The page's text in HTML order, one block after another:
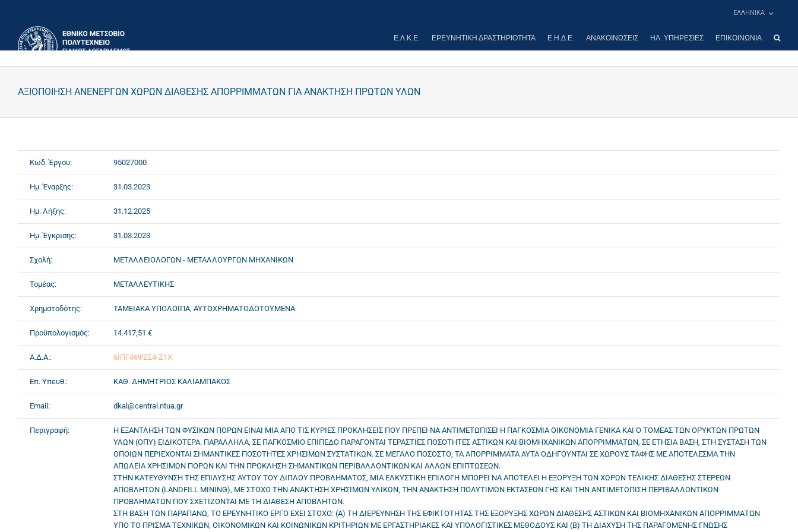
περιεχόμενο
ΕΛΛΗΝΙΚΑ
Ε.Λ.Κ.Ε. ΕΡΕΥΝΗΤΙΚΉ ΔΡΑΣΤΗΡΙΌΤΗΤΑ Ε.Η.Δ.Ε. ΑΝΑΚΟΙΝΏΣΕΙΣ ΗΛ. ΥΠΗΡΕΣΊΕΣ ΕΠΙΚΟΙΝΩΝΊΑ
ΑΞΙΟΠΟΙΗΣΗ ΑΝΕΝΕΡΓΩΝ ΧΩΡΩΝ ΔΙΑΘΕΣΗΣ ΑΠΟΡΡΙΜΜΑΤΩΝ ΓΙΑ ΑΝΑΚΤΗΣΗ ΠΡΩΤΩΝ ΥΛΩΝ
Κωδ. Έργου: 95027000
Ημ. Έναρξης: 31.03.2023
Ημ. Λήξης: 31.12.2025
Ημ. Έγκρισης: 31.03.2023
Σχολή: ΜΕΤΑΛΛΕΙΟΛΟΓΩΝ - ΜΕΤΑΛΛΟΥΡΓΩΝ ΜΗΧΑΝΙΚΩΝ
Τομέας: ΜΕΤΑΛΛΕΥΤΙΚΗΣ
Χρηματοδότης: ΤΑΜΕΙΑΚΑ ΥΠΟΛΟΙΠΑ, ΑΥΤΟΧΡΗΜΑΤΟΔΟΤΟΥΜΕΝΑ
Προϋπολογισμός: 14.417,51 €
Α.Δ.Α.: 6ΙΠΓ46ΨΖΣ4-Ζ1Χ
Επ. Υπευθ.: ΚΑΘ. ΔΗΜΗΤΡΙΟΣ ΚΑΛΙΑΜΠΑΚΟΣ
Email: dkal@central.ntua.gr
Περιγραφή:
Η ΕΞΑΝΤΛΗΣΗ ΤΩΝ ΦΥΣΙΚΩΝ ΠΟΡΩΝ ΕΙΝΑΙ ΜΙΑ ΑΠΟ ΤΙΣ ΚΥΡΙΕΣ ΠΡΟΚΛΗΣΕΙΣ ΠΟΥ ΠΡΕΠΕΙ ΝΑ ΑΝΤΙΜΕΤΩΠΙΣΕΙ Η ΠΑΓΚΟΣΜΙΑ ΟΙΚΟΝΟΜΙΑ ΓΕΝΙΚΑ ΚΑΙ Ο ΤΟΜΕΑΣ ΤΩΝ ΟΡΥΚΤΩΝ ΠΡΩΤΩΝ
ΥΛΩΝ (ΟΠΥ) ΕΙΔΙΚΟΤΕΡΑ. ΠΑΡΑΛΛΗΛΑ, ΣΕ ΠΑΓΚΟΣΜΙΟ ΕΠΙΠΕΔΟ ΠΑΡΑΓΟΝΤΑΙ ΤΕΡΑΣΤΙΕΣ ΠΟΣΟΤΗΤΕΣ ΑΣΤΙΚΩΝ ΚΑΙ ΒΙΟΜΗΧΑΝΙΚΩΝ ΑΠΟΡΡΙΜΜΑΤΩΝ, ΣΕ ΕΤΗΣΙΑ ΒΑΣΗ, ΣΤΗ ΣΥΣΤΑΣΗ ΤΩΝ
ΟΠΟΙΩΝ ΠΕΡΙΕΧΟΝΤΑΙ ΣΗΜΑΝΤΙΚΕΣ ΠΟΣΟΤΗΤΕΣ ΧΡΗΣΙΜΩΝ ΣΥΣΤΑΤΙΚΩΝ. ΣΕ ΜΕΓΑΛΟ ΠΟΣΟΣΤΟ, ΤΑ ΑΠΟΡΡΙΜΜΑΤΑ ΑΥΤΑ ΟΔΗΓΟΥΝΤΑΙ ΣΕ ΧΩΡΟΥΣ ΤΑΦΗΣ ΜΕ ΑΠΟΤΕΛΕΣΜΑ ΤΗΝ
ΑΠΩΛΕΙΑ ΧΡΗΣΙΜΩΝ ΠΟΡΩΝ ΚΑΙ ΤΗΝ ΠΡΟΚΛΗΣΗ ΣΗΜΑΝΤΙΚΩΝ ΠΕΡΙΒΑΛΛΟΝΤΙΚΩΝ ΚΑΙ ΑΛΛΩΝ ΕΠΙΠΤΩΣΕΩΝ.
ΣΤΗΝ ΚΑΤΕΥΘΥΝΣΗ ΤΗΣ ΕΠΙΛΥΣΗΣ ΑΥΤΟΥ ΤΟΥ ΔΙΠΛΟΥ ΠΡΟΒΛΗΜΑΤΟΣ, ΜΙΑ ΕΛΚΥΣΤΙΚΗ ΕΠΙΛΟΓΗ ΜΠΟΡΕΙ ΝΑ ΑΠΟΤΕΛΕΙ Η ΕΞΟΡΥΞΗ ΤΩΝ ΧΩΡΩΝ ΤΕΛΙΚΗΣ ΔΙΑΘΕΣΗΣ ΣΤΕΡΕΩΝ
ΑΠΟΒΛΗΤΩΝ (LANDFILL MINING), ΜΕ ΣΤΟΧΟ ΤΗΝ ΑΝΑΚΤΗΣΗ ΧΡΗΣΙΜΩΝ ΥΛΙΚΩΝ, ΤΗΝ ΑΝΑΚΤΗΣΗ ΠΟΛΥΤΙΜΩΝ ΕΚΤΑΣΕΩΝ ΓΗΣ ΚΑΙ ΤΗΝ ΑΝΤΙΜΕΤΩΠΙΣΗ ΠΕΡΙΒΑΛΛΟΝΤΙΚΩΝ
ΠΡΟΒΛΗΜΑΤΩΝ ΠΟΥ ΣΧΕΤΙΖΟΝΤΑΙ ΜΕ ΤΗ ΔΙΑΘΕΣΗ ΑΠΟΒΛΗΤΩΝ.
ΣΤΗ ΒΑΣΗ ΤΩΝ ΠΑΡΑΠΑΝΩ, ΤΟ ΕΡΕΥΝΗΤΙΚΟ ΕΡΓΟ ΕΧΕΙ ΣΤΟΧΟ: (Α) ΤΗ ΔΙΕΡΕΥΝΗΣΗ ΤΗΣ ΕΦΙΚΤΟΤΗΤΑΣ ΤΗΣ ΕΞΟΡΥΞΗΣ ΧΩΡΩΝ ΔΙΑΘΕΣΗΣ ΑΣΤΙΚΩΝ ΚΑΙ ΒΙΟΜΗΧΑΝΙΚΩΝ ΑΠΟΡΡΙΜΜΑΤΩΝ
ΥΠΟ ΤΟ ΠΡΙΣΜΑ ΤΕΧΝΙΚΩΝ, ΟΙΚΟΝΟΜΙΚΩΝ ΚΑΙ ΚΟΙΝΩΝΙΚΩΝ ΚΡΙΤΗΡΙΩΝ ΜΕ ΕΡΓΑΣΤΗΡΙΑΚΕΣ ΚΑΙ ΥΠΟΛΟΓΙΣΤΙΚΕΣ ΜΕΘΟΔΟΥΣ ΚΑΙ (Β) ΤΗ ΔΙΑΧΥΣΗ ΤΗΣ ΠΑΡΑΓΟΜΕΝΗΣ ΓΝΩΣΗΣ